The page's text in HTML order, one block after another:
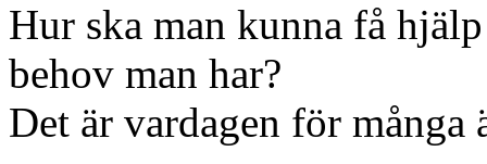
Hur ska man kunna få
behov man har?
Det är vardagen för många